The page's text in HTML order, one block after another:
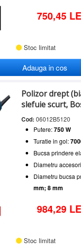
750,45
Stoc limitat
Adauga in cos
Polizor drept
slefuie scurt,
Cod: 06012B5120
Putere:750 W
Turatie in gol:
Bucsa prindere
Diametru
Diametru bucsa
mm; 8 mm
984,29
Stoc limitat